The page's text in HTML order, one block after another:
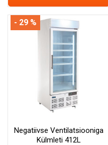
Negatiivse Ventilatsiooniga
Külmleti 412L
- 29 %